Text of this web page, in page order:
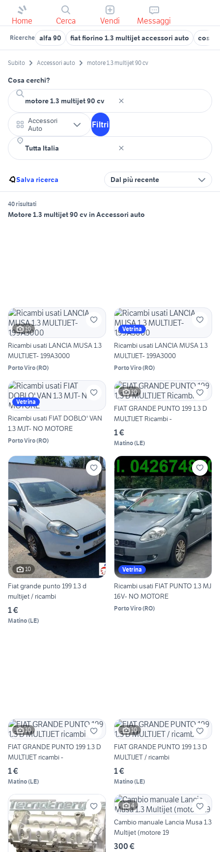
Home Cerca Vendi Messaggi
Ricerche alfa 90 fiat fiorino 1.3 multijet accessori auto costo
Subito Accessori auto motore 1.3 multijet 90 cv
Cosa cerchi?
Accessori
Auto
Filtri
Salva ricerca Dal più recente
40 risultati
Motore 1.3 multijet 90 cv in Accessori auto
10
Ricambi usati LANCIA MUSA 1.3
MULTIJET- 199A3000
Porto Viro(RO)
Vetrina
Ricambi usati LANCIA MUSA 1.3
MULTIJET- 199A3000
Porto Viro(RO)
Vetrina
Ricambi usati FIAT DOBLO' VAN
1.3 MJT- NO MOTORE
Porto Viro(RO)
10
FIAT GRANDE PUNTO 199 1.3 D
MULTIJET Ricambi -
1 €
Matino(LE)
10
Fiat grande punto 199 1.3 d
multijet / ricambi
1 €
Matino(LE)
Vetrina
Ricambi usati FIAT PUNTO 1.3 MJ
16V- NO MOTORE
Porto Viro(RO)
10
FIAT GRANDE PUNTO 199 1.3 D
MULTIJET ricambi -
1 €
Matino(LE)
10
FIAT GRANDE PUNTO 199 1.3 D
MULTIJET / ricambi
1 €
Matino(LE)
4
Cambio manuale Lancia Musa 1.3
Multijet (motore 19
300 €